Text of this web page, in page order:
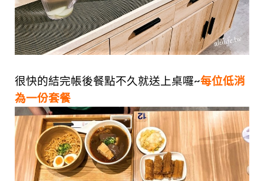
很快的結完帳後餐點不久就送上桌囉~每位低消
為一份套餐